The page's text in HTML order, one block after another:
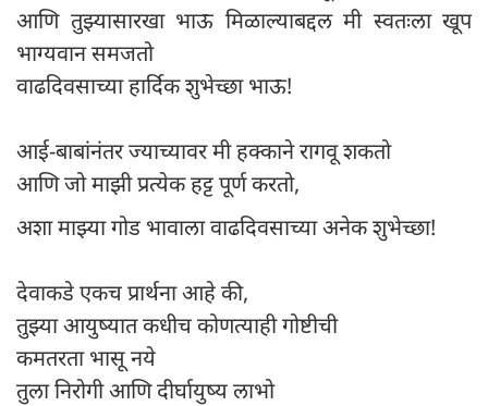
आणि तुझ्यासारखा भाऊ मिळाल्याबद्दल मी स्वतःला खूप
भाग्यवान समजतो
वाढदिवसाच्या हार्दिक शुभेच्छा भाऊ!
आई-बाबांनंतर ज्याच्यावर मी हक्काने रागवू शकतो
आणि जो माझी प्रत्येक हट्ट पूर्ण करतो,
अशा माझ्या गोड भावाला वाढदिवसाच्या अनेक शुभेच्छा!
देवाकडे एकच प्रार्थना आहे की,
तुझ्या आयुष्यात कधीच कोणत्याही गोष्टीची
कमतरता भासू नये
तुला निरोगी आणि दीर्घायुष्य लाभो